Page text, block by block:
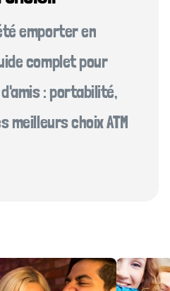
emporter en
complet pour
: portabilité,
meilleurs choix ATM